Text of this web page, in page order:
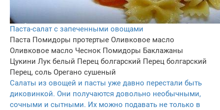
Паста-салат с запеченными овощами
Паста Помидоры протертые Оливковое масло
Оливковое масло Чеснок Помидоры Баклажаны
Цукини Лук белый Перец болгарский Перец болгарский
Перец, соль Орегано сушеный
Салаты из овощей и пасты уже давно перестали быть
диковинкой. Они получаются довольно необычными,
сочными и сытными. Их можно подавать не только в